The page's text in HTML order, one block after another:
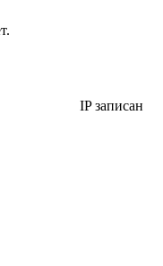
IP записан